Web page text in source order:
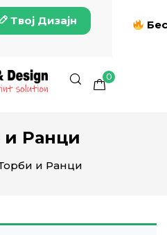
Твој Дизајн
0
и Ранци
и Ранци